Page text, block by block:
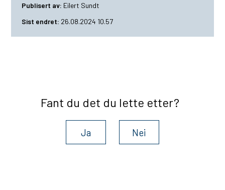
Publisert av Eilert Sundt
Sist endret 26.08.2024 10.57
Fant du det du lette etter?
Ja Nei